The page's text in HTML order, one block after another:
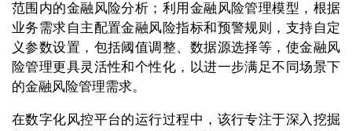
范围内的金融风险分析；利用金融风险管理模型，根据
业务需求自主配置金融风险指标和预警规则，支持自定
义参数设置，包括阈值调整、数据源选择等，使金融风
险管理更具灵活性和个性化，以进一步满足不同场景下
的金融风险管理需求。
在数字化风控平台的运行过程中，该行专注于深入挖掘